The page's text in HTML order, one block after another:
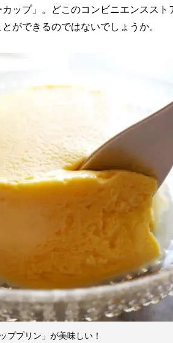
ップ」。どこのコンビニエンススト
ができるのではないでしょうか。
ププリン」が美味しい！